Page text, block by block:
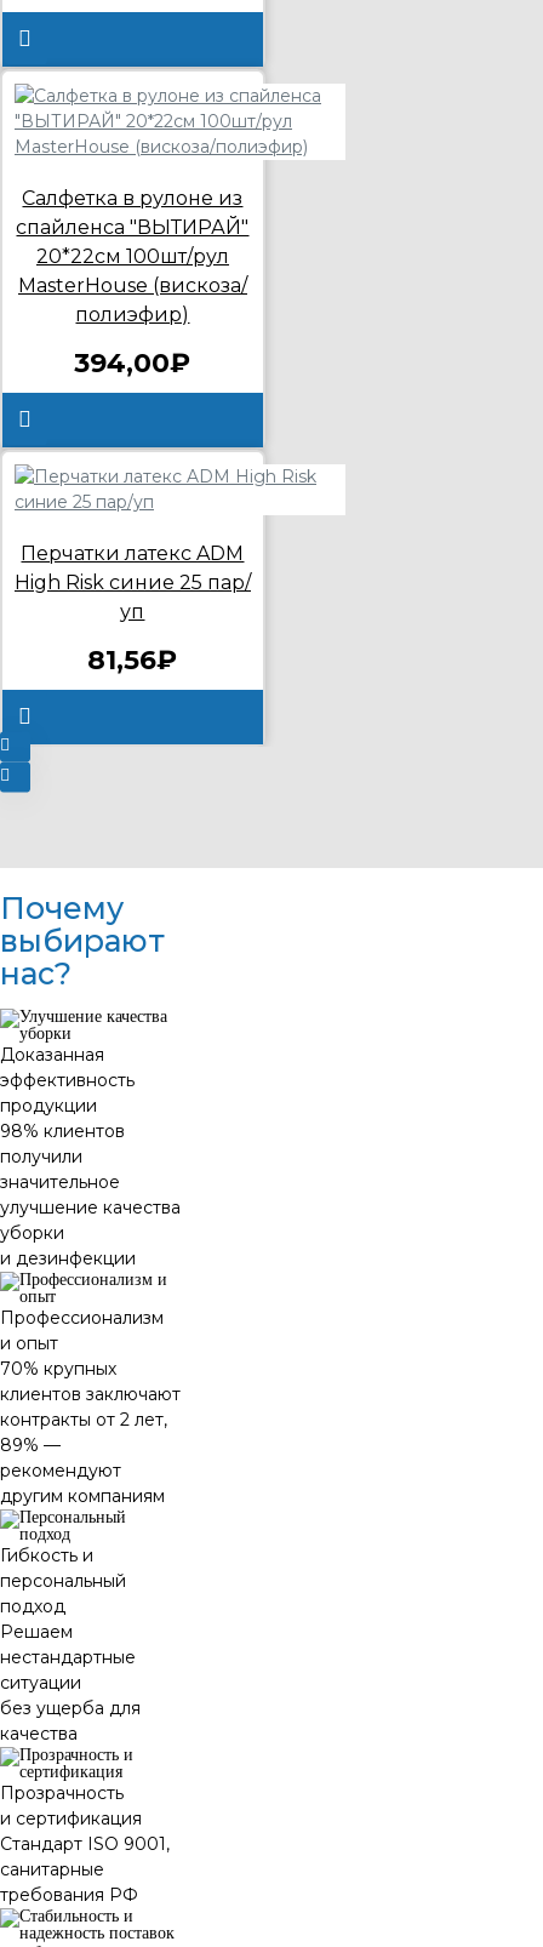
Салфетка в рулоне из
спайленса "ВЫТИРАЙ"
20*22см 100шт/рул
MasterHouse (вискоза/
полиэфир)
394,00₽
Перчатки латекс ADM
High Risk синие 25 пар/
уп
81,56₽
Почему
выбирают
нас?
Доказанная
эффективность
продукции
98% клиентов
получили
значительное
улучшение качества
уборки
и дезинфекции
Профессионализм
и опыт
70% крупных
клиентов заключают
контракты от 2 лет,
89% —
рекомендуют
другим компаниям
Гибкость и
персональный
подход
Решаем
нестандартные
ситуации
без ущерба для
качества
Прозрачность
и сертификация
Стандарт ISO 9001,
санитарные
требования РФ